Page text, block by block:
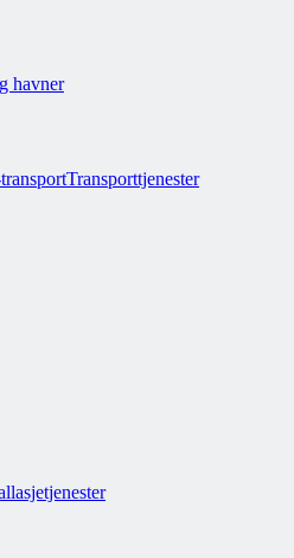
havner
Transporttjenester